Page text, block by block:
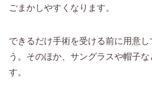
ごまかしやすくなります。
できるだけ手術を受ける前に用意し
う。そのほか、サングラスや帽子な
す。